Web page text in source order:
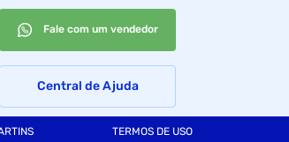
Fale com um vendedor
Central de Ajuda
TERMOS DE USO